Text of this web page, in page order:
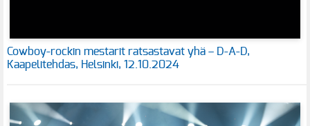
Cowboy-rockin mestarit ratsastavat yhä – D-A-D,
Kaapelitehdas, Helsinki, 12.10.2024